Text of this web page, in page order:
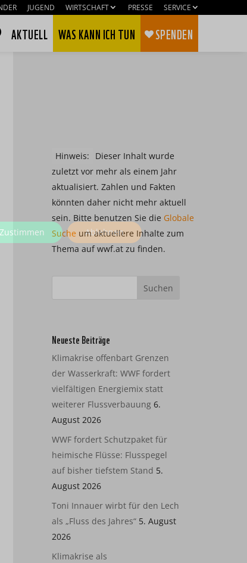
JUGEND WIRTSCHAFT PRESSE SERVICE
AKTUELL WAS KANN ICH TUN SPENDEN
Hinweis:
Dieser Inhalt wurde
zuletzt vor mehr als einem Jahr
aktualisiert. Zahlen und Fakten
könnten daher nicht mehr aktuell
sein. Bitte benutzen Sie die Globale
Suche um aktuellere Inhalte zum
Thema auf wwf.at zu finden.
Neueste Beiträge
Klimakrise offenbart Grenzen
der Wasserkraft: WWF fordert
vielfältigen Energiemix statt
weiterer Flussverbauung 6.
August 2026
WWF fordert Schutzpaket für
heimische Flüsse: Flusspegel
auf bisher tiefstem Stand 5.
August 2026
Toni Innauer wirbt für den Lech
als „Fluss des Jahres“ 5. August
2026
Klimakrise als
Zustimmen Ablehnen